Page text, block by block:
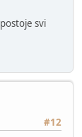
svi
#12